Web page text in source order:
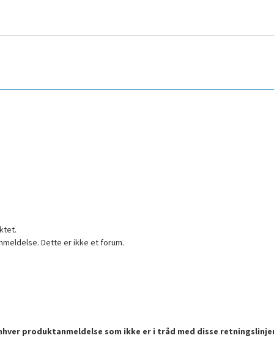
Dette er ikke et forum.
produktanmeldelse som ikke er i tråd med disse